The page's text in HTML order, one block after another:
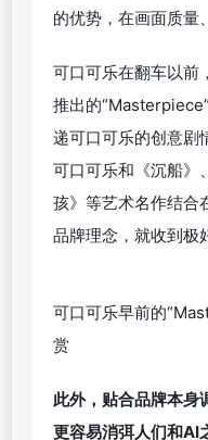
其次是在技术上扬长
表情处理上有缺陷，
的优势，在画面质量